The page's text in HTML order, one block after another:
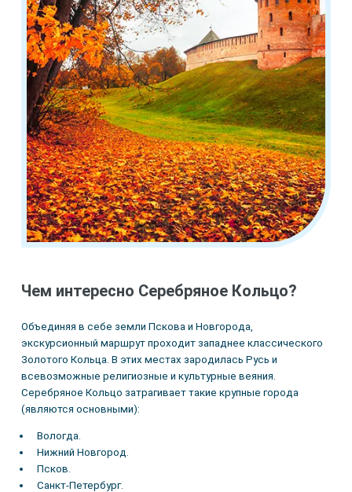
Чем интересно Серебряное Кольцо?
Объединяя в себе земли Пскова и Новгорода,
экскурсионный маршрут проходит западнее классического
Золотого Кольца. В этих местах зародилась Русь и
всевозможные религиозные и культурные веяния.
Серебряное Кольцо затрагивает такие крупные города
(являются основными):
Вологда.
Нижний Новгород.
Псков.
Санкт-Петербург.